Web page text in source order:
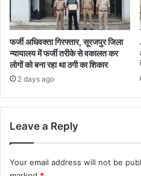
फर्जी अधिवक्ता गिरफ्तार, सूरजपुर जिला
न्यायालय में फर्जी तरीके से वकालत कर
लोगों को बना रहा था ठगी का शिकार
2 days ago
Leave a Reply
Your email address will not be